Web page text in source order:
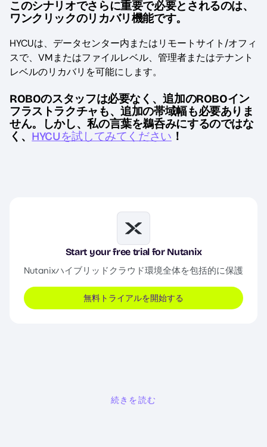
このシナリオでさらに重要で必要とされるのは、
ワンクリックのリカバリ機能です。
HYCUは、データセンター内またはリモートサイト/オフィ
スで、VMまたはファイルレベル、管理者またはテナント
レベルのリカバリを可能にします。
ROBOのスタッフは必要なく、追加のROBOイン
フラストラクチャも、追加の帯域幅も必要ありま
せん。しかし、私の言葉を鵜呑みにするのではな
く、 HYCUを試してみてください ！
Image
Start your free trial for Nutanix
Nutanixハイブリッドクラウド環境全体を包括的に保護
無料トライアルを開始する
続きを読む